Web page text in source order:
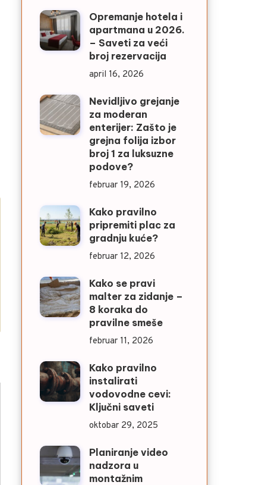
Opremanje hotela i
apartmana u 2026.
– Saveti za veći
broj rezervacija
april 16, 2026
Nevidljivo grejanje
za moderan
enterijer: Zašto je
grejna folija izbor
broj 1 za luksuzne
podove?
februar 19, 2026
Kako pravilno
pripremiti plac za
gradnju kuće?
februar 12, 2026
Kako se pravi
malter za zidanje –
8 koraka do
pravilne smeše
februar 11, 2026
Kako pravilno
instalirati
vodovodne cevi:
Ključni saveti
oktobar 29, 2025
Planiranje video
nadzora u
montažnim